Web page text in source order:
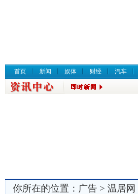
首页 新闻 娱体 财经 汽车
你所在的位置： 广告 > 温居网